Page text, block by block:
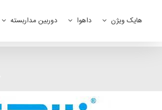
هایک ویژن داهوا دوربین مداربسته